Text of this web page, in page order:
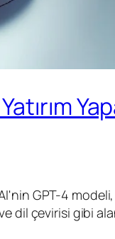
GPT-4
dil çevirisi gibi